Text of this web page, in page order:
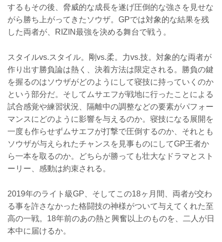
するもその後、脅威的な成長を遂げ圧倒的な強さを見せな
がら勝ち上がってきたソウザ。GPでは対象的な結果を残
した両者が、RIZIN最強を決める舞台で戦う。
スタイルvs.スタイル。剛vs.柔。力vs.技。対象的な両者が
作り出す勝負論は熱く、決着方法は限定される。勝負の鍵
を握るのはソウザがどのようにして寝技に持っていくのか
という部分だ。そしてムサエフが戦地に行ったことによる
試合感覚や練習状況、隔離中の調整などの要素がパフォー
マンスにどのように影響を与えるのか。寝技になる展開を
一度も作らせずムサエフが打撃で圧倒するのか、それとも
ソウザが与えられたチャンスを見事ものにしてGP王者か
ら一本を取るのか。どちらが勝っても壮大なドラマとスト
ーリー、感動は約束される。
2019年のライト級GP、そしてこの18ヶ月間、両者が交わ
る事を許さなかった格闘技の神様がついて与えてくれた至
高の一戦。18年前のあの熱と興奮以上のものを、二人が日
本中に届けるか。